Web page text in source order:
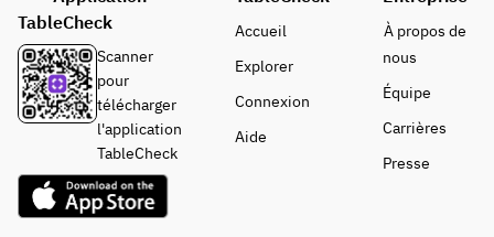
TableCheck
Scanner
pour
télécharger
l'application
TableCheck
Accueil
Explorer
Connexion
Aide
À propos de
nous
Équipe
Carrières
Presse